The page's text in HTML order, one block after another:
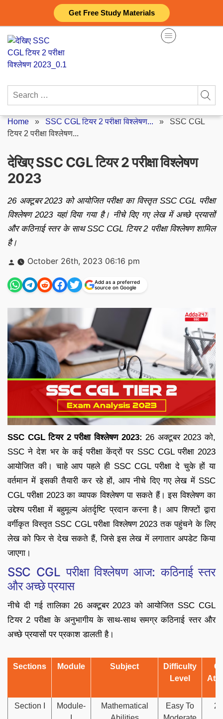
Get Free Study Materials
content
Search
Home » SSC CGL टियर 2 परीक्षा विश्लेषण... » SSC CGL
टियर 2 परीक्षा विश्लेषण...
देखिए SSC CGL टियर 2 परीक्षा विश्लेषण
2023
26 अक्टूबर 2023 को आयोजित परीक्षा का विस्तृत SSC CGL परीक्षा
विश्लेषण 2023 यहां दिया गया है। नीचे दिए गए लेख में अच्छे प्रयासों
और कठिनाई स्तर के साथ SSC CGL टियर 2 परीक्षा विश्लेषण शामिल
है।
Posted
by
October 26th, 2023 06:16 pm
Add as a preferred
source on Google
SSC CGL टियर 2 परीक्षा विश्लेषण 2023:26 अक्टूबर 2023 को,
SSC ने देश भर के कई परीक्षा केंद्रों पर SSC CGL परीक्षा 2023
आयोजित की। चाहे आप पहले ही SSC CGL परीक्षा दे चुके हों या
वर्तमान में इसकी तैयारी कर रहे हों, आप नीचे दिए गए लेख में SSC
CGL परीक्षा 2023 का व्यापक विश्लेषण पा सकते हैं। इस विश्लेषण का
उद्देश्य परीक्षा में बहुमूल्य अंतर्दृष्टि प्रदान करना है। आप शिफ्टों द्वारा
वर्गीकृत विस्तृत SSC CGL परीक्षा विश्लेषण 2023 तक पहुंचने के लिए
लेख को फिर से देख सकते हैं, जिसे इस लेख में लगातार अपडेट किया
जाएगा।
SSC CGL परीक्षा विश्लेषण आज: कठिनाई स्तर
और अच्छे प्रयास
नीचे दी गई तालिका 26 अक्टूबर 2023 को आयोजित SSC CGL
टियर 2 परीक्षा के अनुभागीय के साथ-साथ समग्र कठिनाई स्तर और
अच्छे प्रयासों पर प्रकाश डालती है।
Sections Module Subject
Difficulty
Level
Section I
Module-
Mathematical
Easy To